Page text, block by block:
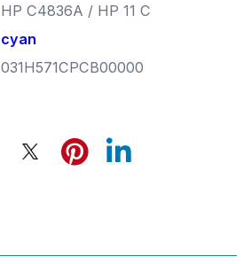
HP C4836A / HP 11 C
cyan
031H571CPCB00000